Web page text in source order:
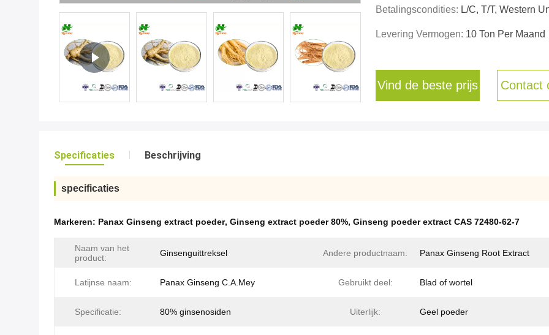
Betalingscondities: L/C, T/T, Western
Levering Vermogen: 10 Ton Per Maand
Vind de beste prijs Contact
Specificaties Beschrijving
specificaties
Markeren: Panax Ginseng extract poeder, Ginseng extract poeder 80%, Ginseng poeder extract CAS 72480-62-7
Naam van het
product:
Ginsenguittreksel Andere productnaam: Panax Ginseng Root Extract
Latijnse naam: Panax Ginseng C.A.Mey Gebruikt deel: Blad of wortel
Specificatie: 80% ginsenosiden Uiterlijk: Geel poeder